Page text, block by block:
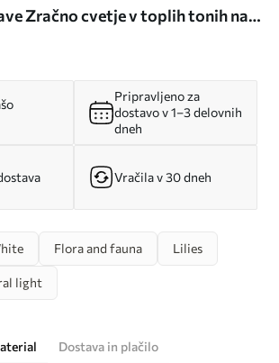
Zračno cvetje v toplih tonih na
Št. w08562
Pripravljeno za
dostavo v 1–3 delovnih
dneh
Vračila v 30 dneh
Flora and fauna Lilies
light
Dostava in plačilo